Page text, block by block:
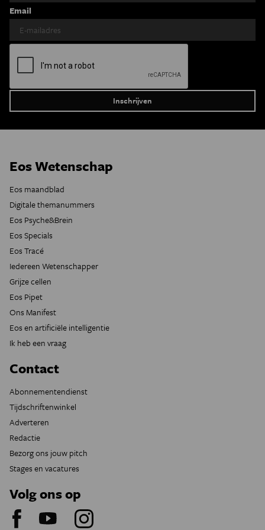
Email
Eos Wetenschap
Eos maandblad
Digitale themanummers
Eos Psyche&Brein
Eos Specials
Eos Tracé
Iedereen Wetenschapper
Grijze cellen
Eos Pipet
Ons Manifest
Eos en artificiële intelligentie
Ik heb een vraag
Contact
Abonnementendienst
Tijdschriftenwinkel
Adverteren
Redactie
Bezorg ons jouw pitch
Stages en vacatures
Volg ons op